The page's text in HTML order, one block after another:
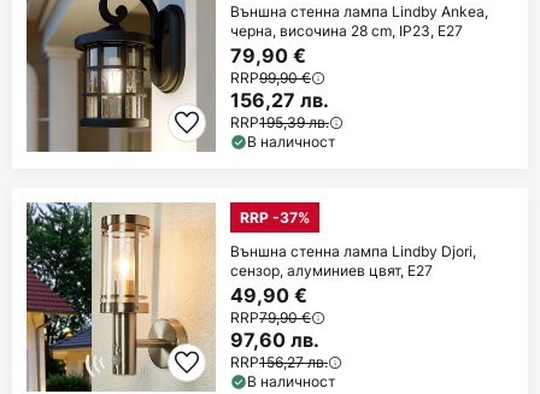
Външна стенна лампа Lindby Ankea,
черна, височина 28 cm, IP23, E27
79,90 €
RRP99,90 €
156,27 лв.
RRP195,39 лв.
В наличност
RRP -37%
Външна стенна лампа Lindby Djori,
сензор, алуминиев цвят, E27
49,90 €
RRP79,90 €
97,60 лв.
RRP156,27 лв.
В наличност